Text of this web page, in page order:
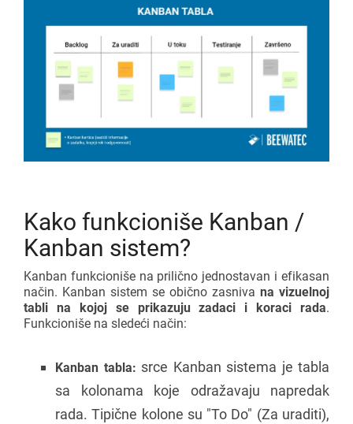
Kako funkcioniše Kanban /
Kanban sistem?
Kanban funkcioniše na prilično jednostavan i efikasan
način. Kanban sistem se obično zasniva na vizuelnoj
tabli na kojoj se prikazuju zadaci i koraci rada.
Funkcioniše na sledeći način:
Kanban tabla: srce Kanban sistema je tabla
sa kolonama koje odražavaju napredak
rada. Tipične kolone su "To Do" (Za uraditi),